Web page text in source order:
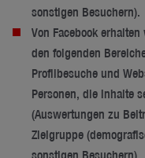
sonstigen Besuchern).
Von Facebook
den folgenden
Profilbesuche und
Personen, die Inhalte
(Auswertungen zu
Zielgruppe
sonstigen Besuchern).